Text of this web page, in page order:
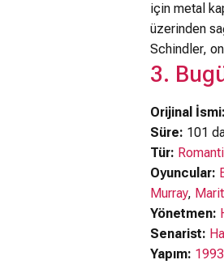
için metal
üzerinden
Schindler,
3.
Orijinal
Süre: 101
Tür:
Oyuncular:
Murray,
Yönetmen:
Senarist:
Yapım: 1993